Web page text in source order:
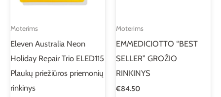
Moterims
Eleven Australia Neon
Holiday Repair Trio ELED115
Plaukų priežiūros priemonių
rinkinys
Moterims
EMMEDICIOTTO “BEST
SELLER” GROŽIO
RINKINYS
€84.50